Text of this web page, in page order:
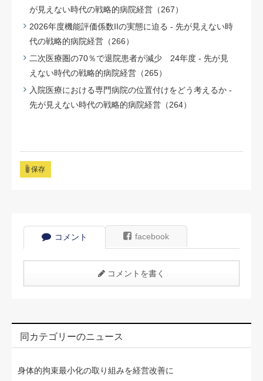
が見えない時代の戦略的病院経営（267）
2026年度機能評価係数IIの実態に迫る - 先が見えない時
代の戦略的病院経営（266）
二次医療圏の70％で退院患者が減少 24年度 - 先が見
えない時代の戦略的病院経営（265）
入院医療における専門病院の位置付けをどう考えるか -
先が見えない時代の戦略的病院経営（264）
保存
コメント facebook
コメントを書く
同カテゴリーのニュース
身体的拘束最小化の取り組みを経営改善に